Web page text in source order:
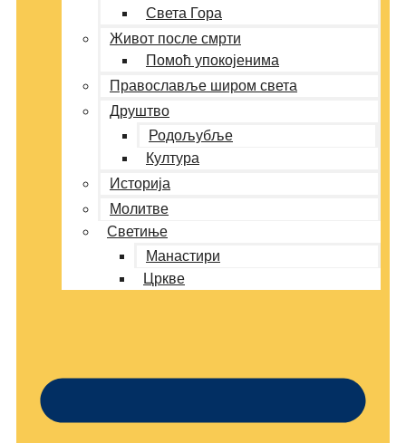
Света Гора
Живот после смрти
Помоћ упокојенима
Православље широм света
Друштво
Родољубље
Култура
Историја
Молитве
Светиње
Манастири
Цркве